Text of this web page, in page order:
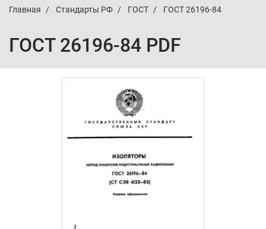
Главная Стандарты РФ ГОСТ ГОСТ 26196-84
ГОСТ 26196-84 PDF